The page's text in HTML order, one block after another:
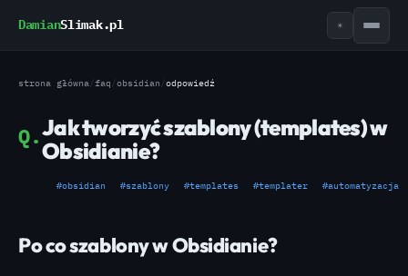
DamianSlimak.pl ☀
strona główna/faq /obsidian /odpowiedź
Q.Jak tworzyć szablony (templates) w
Obsidianie?
#obsidian #szablony #templates #templater #automatyzacja
Po co szablony w Obsidianie?